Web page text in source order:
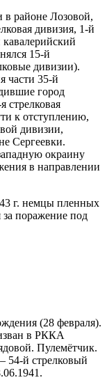
в районе Лозовой,
дивизия, 1-й
15-й
дивизии).
части 35-й
город
стрелковая
к отступлению,
дивизии,
Сергеевки.
окраину
в направлении
г. немцы пленных
поражение под
(28 февраля).
в РККА
Пулемётчик.
54-й стрелковый